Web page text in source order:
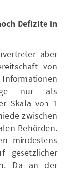
Defizite in
aber
von
nur als
Skala von 1
zwischen
Behörden.
mindestens
gesetzlicher
Da an der